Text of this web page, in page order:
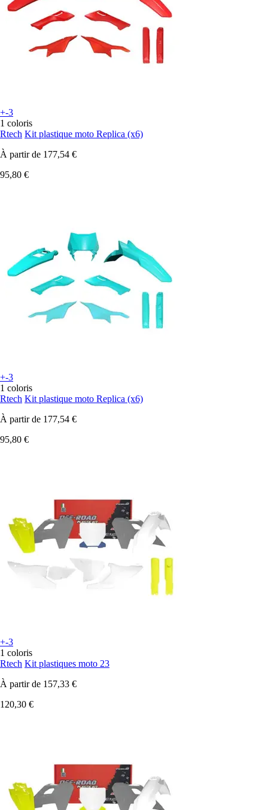
+-3
1 coloris
Rtech Kit plastique moto Replica (x6)
À partir de 177,54 €
95,80 €
+-3
1 coloris
Rtech Kit plastique moto Replica (x6)
À partir de 177,54 €
95,80 €
+-3
1 coloris
Rtech Kit plastiques moto 23
À partir de 157,33 €
120,30 €